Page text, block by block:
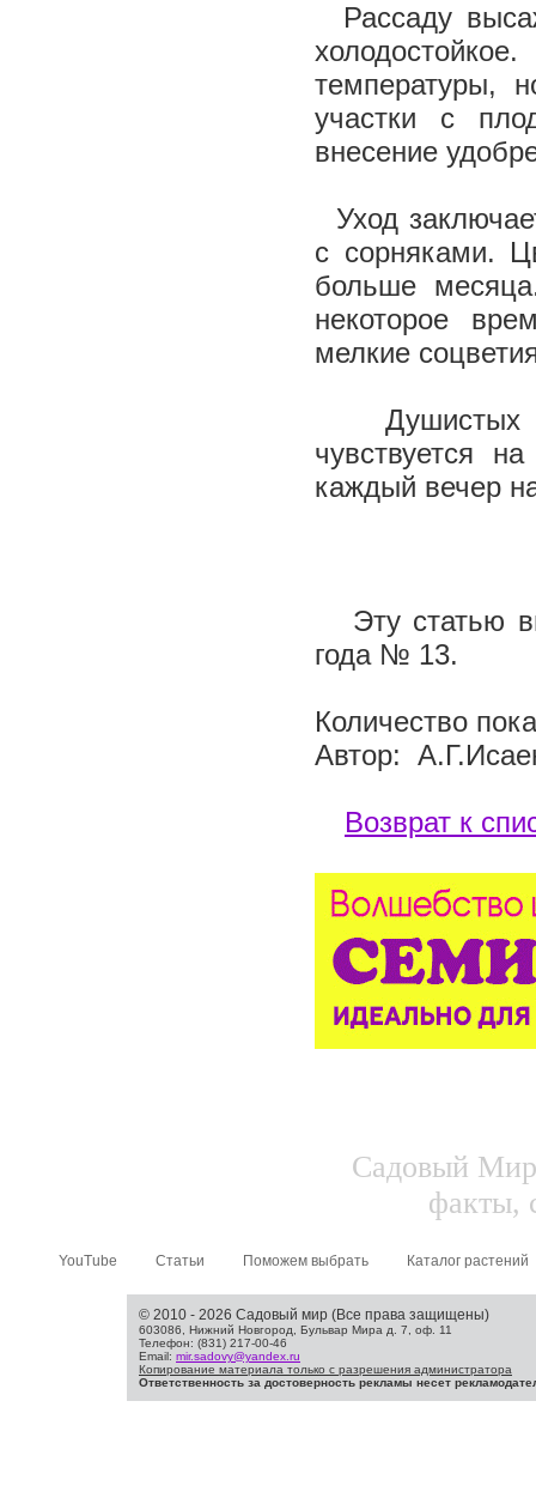
Рассаду
температуры,
участки с
внесение
Уход
с сорняками.
больше
некоторое
мелкие
Душистых
чувствуется
каждый вечер
Эту статью
года № 13.
Количество
Автор:
Возврат к
Садовый
факты,
YouTube Статьи Поможем выбрать Каталог растений
© 2010 - 2026 Садовый мир (Все права защищены)
603086, Нижний Новгород, Бульвар Мира д. 7, оф. 11
Телефон: (831) 217-00-46
Email: mir.sadovy@yandex.ru
Копирование материала только с разрешения администратора
Ответственность за достоверность рекламы несет